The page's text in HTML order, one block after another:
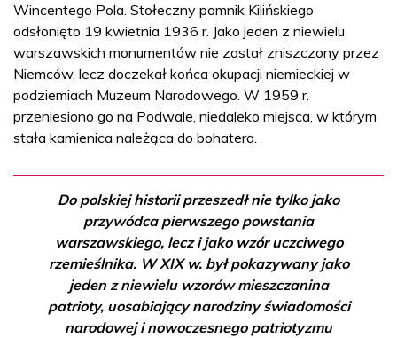
Wincentego Pola. Stołeczny pomnik Kilińskiego
odsłonięto 19 kwietnia 1936 r. Jako jeden z niewielu
warszawskich monumentów nie został zniszczony przez
Niemców, lecz doczekał końca okupacji niemieckiej w
podziemiach Muzeum Narodowego. W 1959 r.
przeniesiono go na Podwale, niedaleko miejsca, w którym
stała kamienica należąca do bohatera.
Do polskiej historii przeszedł nie tylko jako
przywódca pierwszego powstania
warszawskiego, lecz i jako wzór uczciwego
rzemieślnika. W XIX w. był pokazywany jako
jeden z niewielu wzorów mieszczanina
patrioty, uosabiający narodziny świadomości
narodowej i nowoczesnego patriotyzmu